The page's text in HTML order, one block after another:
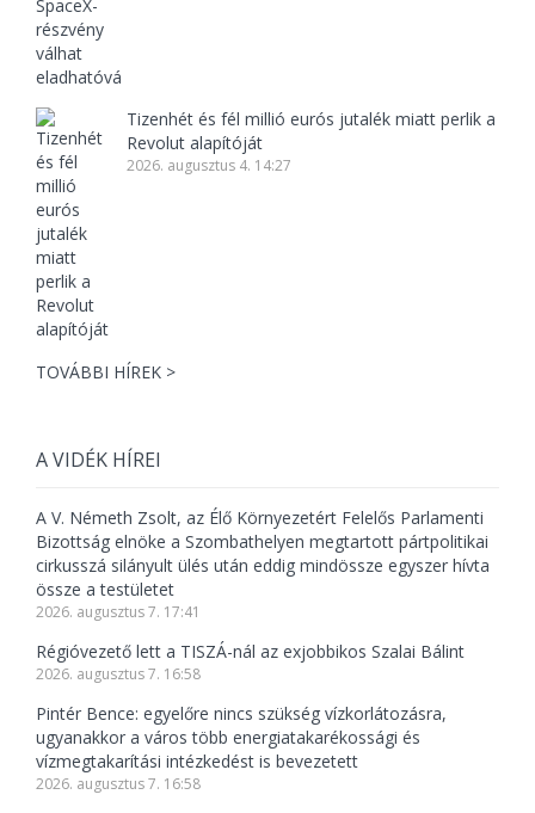
Tizenhét és fél millió eurós jutalék miatt perlik a
Revolut alapítóját
2026. augusztus 4. 14:27
TOVÁBBI HÍREK >
A VIDÉK HÍREI
A V. Németh Zsolt, az Élő Környezetért Felelős Parlamenti
Bizottság elnöke a Szombathelyen megtartott pártpolitikai
cirkusszá silányult ülés után eddig mindössze egyszer hívta
össze a testületet
2026. augusztus 7. 17:41
Régióvezető lett a TISZÁ-nál az exjobbikos Szalai Bálint
2026. augusztus 7. 16:58
Pintér Bence: egyelőre nincs szükség vízkorlátozásra,
ugyanakkor a város több energiatakarékossági és
vízmegtakarítási intézkedést is bevezetett
2026. augusztus 7. 16:58